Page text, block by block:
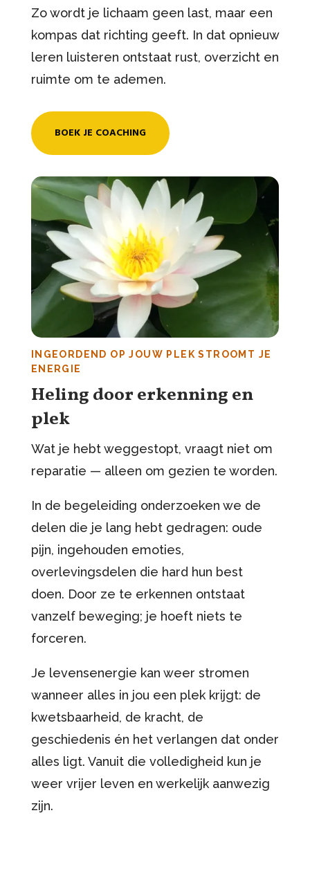
Zo wordt je lichaam geen last, maar een
kompas dat richting geeft. In dat opnieuw
leren luisteren ontstaat rust, overzicht en
ruimte om te ademen.
BOEK JE COACHING
INGEORDEND OP JOUW PLEK STROOMT JE
ENERGIE
Heling door erkenning en
plek
Wat je hebt weggestopt, vraagt niet om
reparatie — alleen om gezien te worden.
In de begeleiding onderzoeken we de
delen die je lang hebt gedragen: oude
pijn, ingehouden emoties,
overlevingsdelen die hard hun best
doen. Door ze te erkennen ontstaat
vanzelf beweging; je hoeft niets te
forceren.
Je levensenergie kan weer stromen
wanneer alles in jou een plek krijgt: de
kwetsbaarheid, de kracht, de
geschiedenis én het verlangen dat onder
alles ligt. Vanuit die volledigheid kun je
weer vrijer leven en werkelijk aanwezig
zijn.